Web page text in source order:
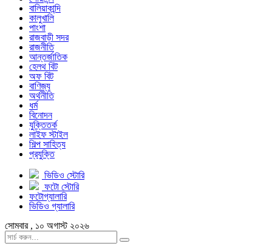
বালিয়াকান্দি
কালুখালি
পাংশা
রাজবাড়ী সদর
রাজনীতি
আন্তর্জাতিক
হেলথ বিট
অফ বিট
বাণিজ্য
অর্থনীতি
ধর্ম
বিনোদন
যুক্তিতর্ক
লাইফ স্টাইল
শিল্প সাহিত্য
প্রযুক্তি
ভিডিও স্টোরি
ফটো স্টোরি
ফটোগ্যালারি
ভিডিও গ্যালারি
সোমবার , ১০ অগাস্ট ২০২৬